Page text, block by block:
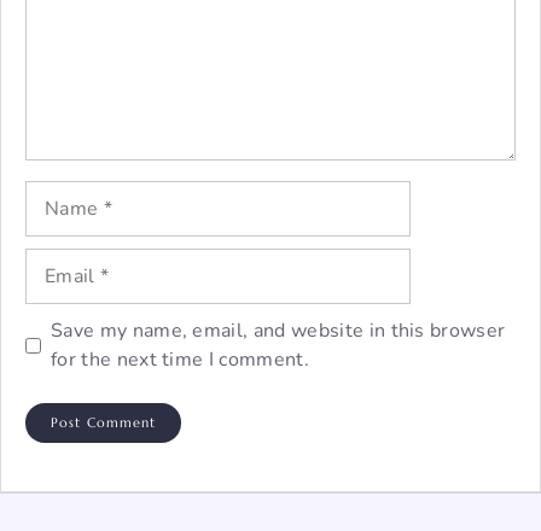
Name
Email
Save my name, email, and website in this browser
for the next time I comment.